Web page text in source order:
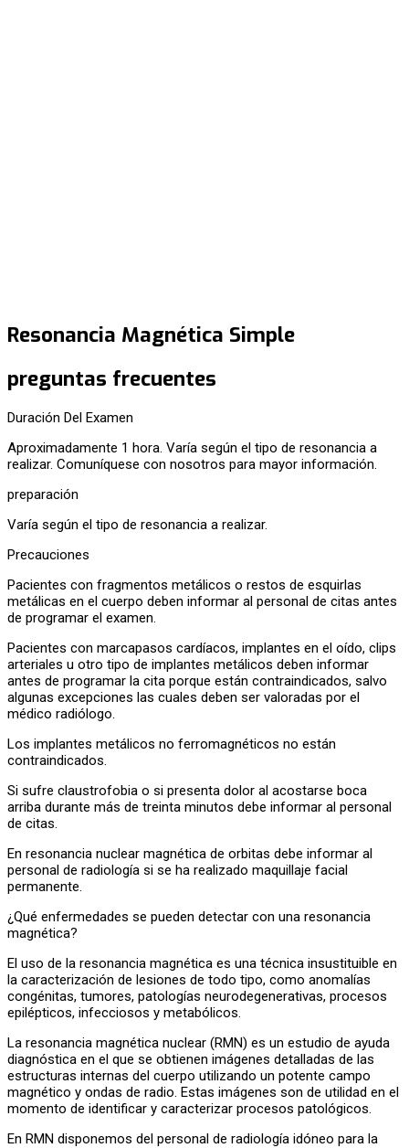
Resonancia Magnética Simple
preguntas frecuentes
Duración Del Examen
Aproximadamente 1 hora. Varía según el tipo de resonancia a
realizar. Comuníquese con nosotros para mayor información.
preparación
Varía según el tipo de resonancia a realizar.
Precauciones
Pacientes con fragmentos metálicos o restos de esquirlas
metálicas en el cuerpo deben informar al personal de citas antes
de programar el examen.
Pacientes con marcapasos cardíacos, implantes en el oído, clips
arteriales u otro tipo de implantes metálicos deben informar
antes de programar la cita porque están contraindicados, salvo
algunas excepciones las cuales deben ser valoradas por el
médico radiólogo.
Los implantes metálicos no ferromagnéticos no están
contraindicados.
Si sufre claustrofobia o si presenta dolor al acostarse boca
arriba durante más de treinta minutos debe informar al personal
de citas.
En resonancia nuclear magnética de orbitas debe informar al
personal de radiología si se ha realizado maquillaje facial
permanente.
¿Qué enfermedades se pueden detectar con una resonancia
magnética?
El uso de la resonancia magnética es una técnica insustituible en
la caracterización de lesiones de todo tipo, como anomalías
congénitas, tumores, patologías neurodegenerativas, procesos
epilépticos, infecciosos y metabólicos.
La resonancia magnética nuclear (RMN) es un estudio de ayuda
diagnóstica en el que se obtienen imágenes detalladas de las
estructuras internas del cuerpo utilizando un potente campo
magnético y ondas de radio. Estas imágenes son de utilidad en el
momento de identificar y caracterizar procesos patológicos.
En RMN disponemos del personal de radiología idóneo para la